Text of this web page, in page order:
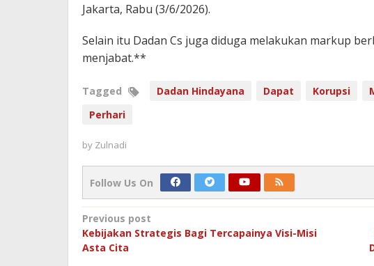
Jakarta, Rabu (3/6/2026).
Selain itu Dadan Cs juga diduga melakukan markup
menjabat.**
Tagged Dadan Hindayana Dapat Korupsi
Perhari
by Zulnadi
Follow Us On
Post
navigation
Previous post
Kebijakan Strategis Bagi Tercapainya Visi-Misi
Asta Cita